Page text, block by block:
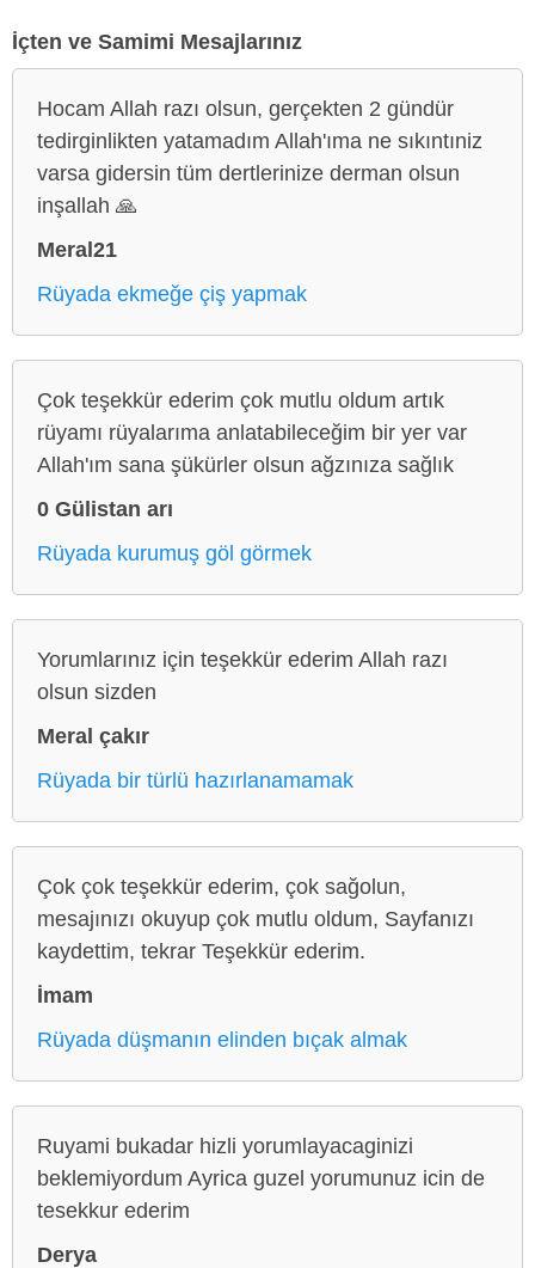
İçten ve Samimi Mesajlarınız
Hocam Allah razı olsun, gerçekten 2 gündür
tedirginlikten yatamadım Allah'ıma ne sıkıntıniz
varsa gidersin tüm dertlerinize derman olsun
inşallah 🙏
Meral21
Rüyada ekmeğe çiş yapmak
Çok teşekkür ederim çok mutlu oldum artık
rüyamı rüyalarıma anlatabileceğim bir yer var
Allah'ım sana şükürler olsun ağzınıza sağlık
0 Gülistan arı
Rüyada kurumuş göl görmek
Yorumlarınız için teşekkür ederim Allah razı
olsun sizden
Meral çakır
Rüyada bir türlü hazırlanamamak
Çok çok teşekkür ederim, çok sağolun,
mesajınızı okuyup çok mutlu oldum, Sayfanızı
kaydettim, tekrar Teşekkür ederim.
İmam
Rüyada düşmanın elinden bıçak almak
Ruyami bukadar hizli yorumlayacaginizi
beklemiyordum Ayrica guzel yorumunuz icin de
tesekkur ederim
Derya